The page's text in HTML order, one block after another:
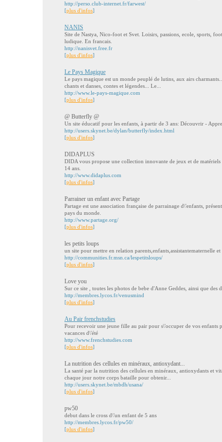
http://perso.club-internet.fr/farwest/
[plus d'infos]
NANIS
Site de Nastya, Nico-foot et Svet. Loisirs, passions, ecole, sports,
ludique. En francais.
http://nanisvet.free.fr
[plus d'infos]
Le Pays Magique
Le pays magique est un monde peuplé de lutins, aux airs
chants et danses, contes et légendes... Le...
http://www.le-pays-magique.com
[plus d'infos]
@ Butterfly @
Un site éducatif pour les enfants, à partir de 3 ans: Découvrir -
http://users.skynet.be/dylan/butterfly/index.html
[plus d'infos]
DIDAPLUS
DIDA vous propose une collection innovante de jeux et de
14 ans.
http://www.didaplus.com
[plus d'infos]
Parrainer un enfant avec Partage
Partage est une association française de parrainage d\'enfants,
pays du monde.
http://www.partage.org/
[plus d'infos]
les petits loups
un site pour mettre en relation parents,enfants,assistantematernelle
http://communities.fr.msn.ca/lespetitsloups/
[plus d'infos]
Love you
Sur ce site , toutes les photos de bebe d'Anne Geddes, ainsi que des
http://membres.lycos.fr/venusmind
[plus d'infos]
Au Pair frenchstudies
Pour recevoir une jeune fille au pair pour s\'occuper de vos enfants
vacances d\'été
http://www.frenchstudies.com
[plus d'infos]
La nutrition des cellules en minéraux, antioxydant...
La santé par la nutrition des cellules en minéraux, antioxydants et
chaque jour notre corps bataille pour obtenir...
http://users.skynet.be/mbdh/usana/
[plus d'infos]
pw50
debut dans le cross d\'un enfant de 5 ans
http://membres.lycos.fr/pw50/
[plus d'infos]